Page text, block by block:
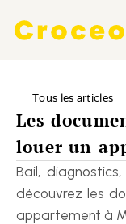
Tous les articles
Les
louer un
Bail,
découvrez les
appartement à